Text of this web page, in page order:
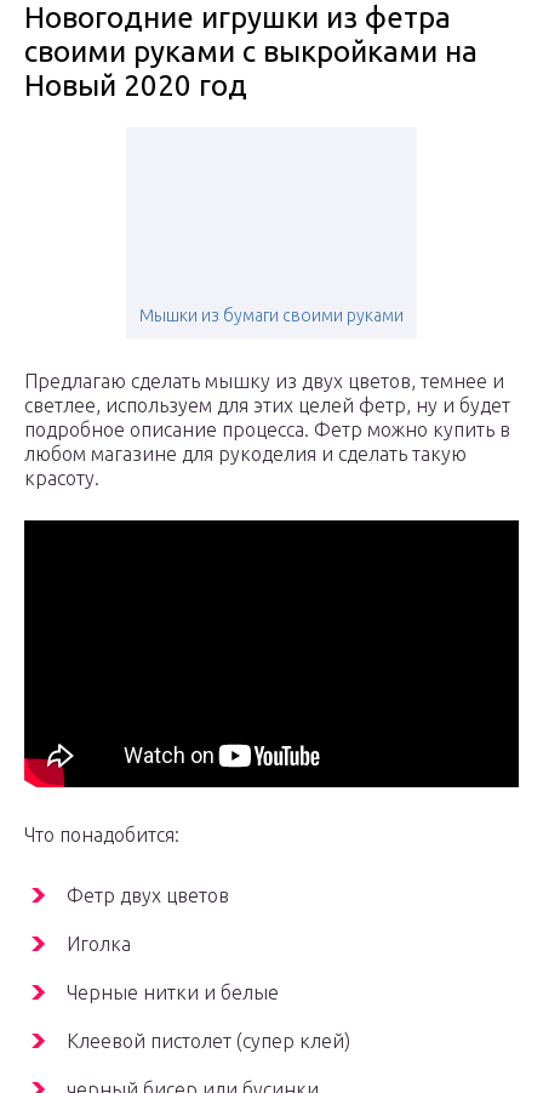
Новогодние игрушки из фетра
своими руками с выкройками на
Новый 2020 год
Мышки из бумаги своими руками
Предлагаю сделать мышку из двух цветов, темнее и
светлее, используем для этих целей фетр, ну и будет
подробное описание процесса. Фетр можно купить в
любом магазине для рукоделия и сделать такую
красоту.
Что понадобится:
Фетр двух цветов
Иголка
Черные нитки и белые
Клеевой пистолет (супер клей)